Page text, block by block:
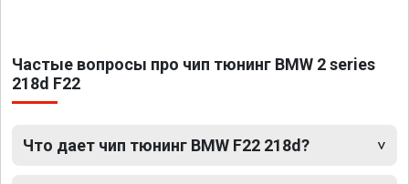
Частые вопросы про чип тюнинг BMW 2 series
218d F22
Что дает чип тюнинг BMW F22 218d?